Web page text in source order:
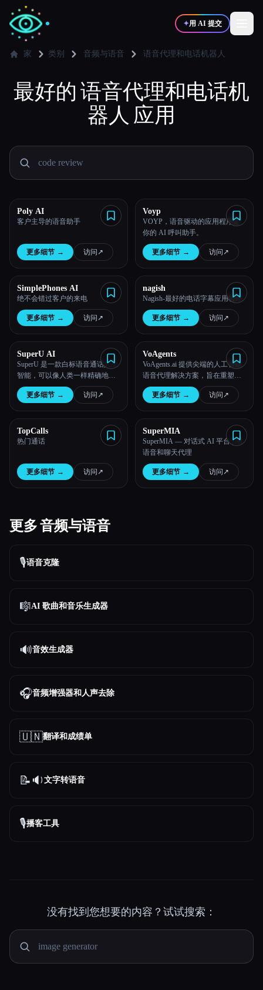
✦用 AI 提交
✍️写作者 🎨设计师
📈 营销
🎓 学生
比较工具
所有分类
关于
家 类别 音频与语音 语音代理和电话机器人
最好的语音代理和电话机
器人 应用
Poly AI
客户主导的语音助手
更多细节 → 访问 ↗︎
Voyp
VOYP，语音驱动的应用程序是
你的 AI 呼叫助手。
更多细节 → 访问 ↗︎
SimplePhones AI
绝不会错过客户的来电
更多细节 → 访问 ↗︎
nagish
Nagish-最好的电话字幕应用程序
更多细节 → 访问 ↗︎
SuperU AI
SuperU 是一款白标语音通话人工
智能，可以像人类一样精确地自
动通话。它无需编写任何代码即
可启动活动、认证潜在客户并大
更多细节 → 访问 ↗︎
VoAgents
VoAgents.ai 提供尖端的人工智能
语音代理解决方案，旨在重塑企
业与客户互动的方式。
更多细节 → 访问 ↗︎
TopCalls
热门通话
更多细节 → 访问 ↗︎
SuperMIA
SuperMIA — 对话式 AI 平台 | AI
语音和聊天代理
更多细节 → 访问 ↗︎
更多 音频与语音
🎙️语音克隆
🎼AI 歌曲和音乐生成器
🔊音效生成器
🎧音频增强器和人声去除
🇺🇳翻译和成绩单
📝🔉 文字转语音
🎙️播客工具
没有找到您想要的内容？试试搜索：